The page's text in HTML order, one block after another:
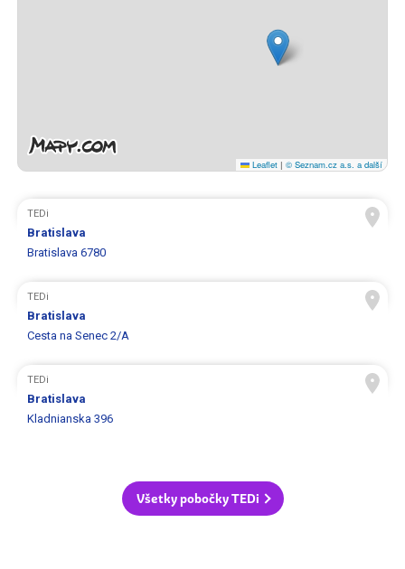
Leaflet | © Seznam.cz a.s. a další
TEDi
Bratislava
Bratislava 6780
TEDi
Bratislava
Cesta na Senec 2/A
TEDi
Bratislava
Kladnianska 396
Všetky pobočky TEDi